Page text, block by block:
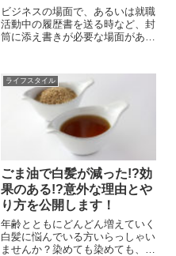
ビジネスの場面で、あるいは就職
活動中の履歴書を送る時など、封
筒に添え書きが必要な場面があり
封筒の中身を一言で言い表してい
る言葉、になります。封筒の表面
の左下に「履歴書在中」、「請
ライフスタイル
ごま油で白髪が減った!?効
果のある!?意外な理由とや
り方を公開します！
年齢とともにどんどん増えていく
白髪に悩んでいる方いらっしゃい
ませんか？染めても染めても、白